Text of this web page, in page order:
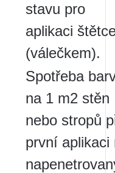
stavu pro
aplikaci
(válečkem).
Spotřeba
na 1 m2 stěn
nebo stropů
první aplikaci